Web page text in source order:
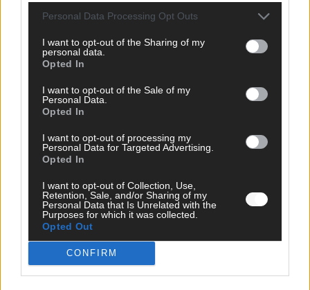
Personal Data Processing Opt Outs
I want to opt-out of the Sharing of my
personal data.
Opted In
I want to opt-out of the Sale of my
Personal Data.
Opted In
I want to opt-out of processing my
Personal Data for Targeted Advertising.
Opted In
I want to opt-out of Collection, Use,
Retention, Sale, and/or Sharing of my
Personal Data that Is Unrelated with the
Purposes for which it was collected.
Opted Out
CONFIRM
DARA gewinnt verdient, Israel beunruhigend –
unser Kommentar zum ESC 2026
Mai 2026